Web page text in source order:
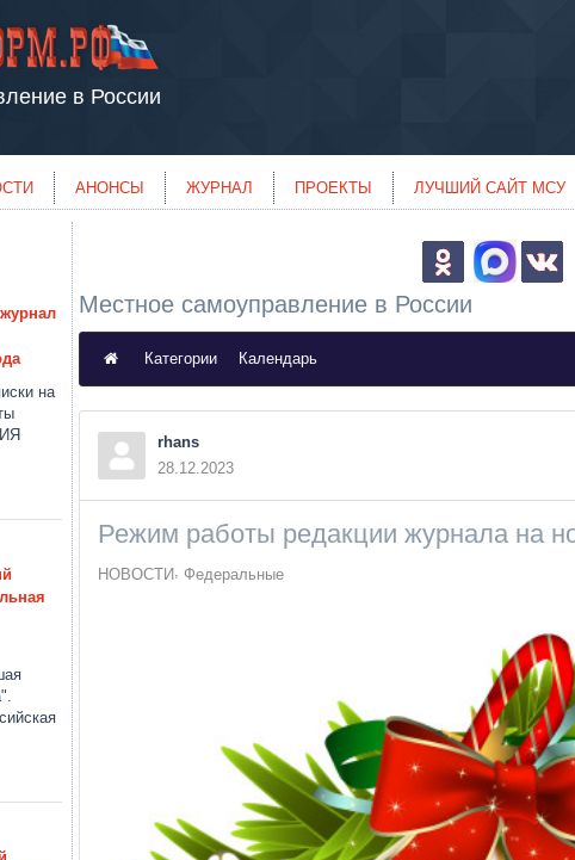
в России
АНОНСЫ ЖУРНАЛ ПРОЕКТЫ ЛУЧШИЙ САЙТ МСУ
на
Местное самоуправление в России
Категории Календарь
rhans
28.12.2023
Режим работы редакции журнала на
НОВОСТИ Федеральные